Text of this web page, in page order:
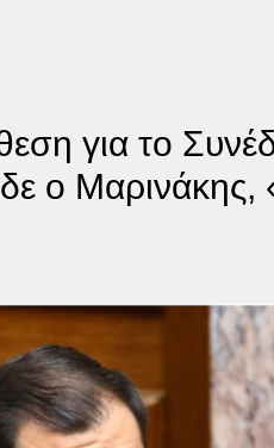
για το
ο